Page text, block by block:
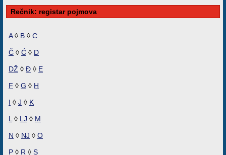
Rečnik: registar pojmova
A◊ B ◊ C
Č ◊ Ć ◊ D
DŽ ◊ Đ ◊ E
F ◊ G ◊ H
I ◊ J ◊ K
L ◊ LJ ◊ M
N ◊ NJ ◊ O
P ◊ R ◊ S